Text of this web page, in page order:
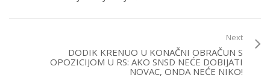
Next
DODIK KRENUO U KONAČNI OBRAČUN S
OPOZICIJOM U RS: AKO SNSD NEĆE DOBIJATI
NOVAC, ONDA NEĆE NIKO!